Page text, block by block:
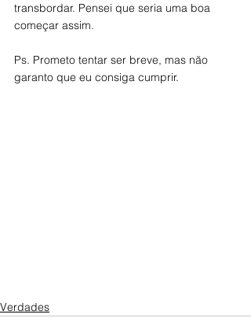
transbordar. Pensei que seria uma boa
começar assim.
Ps. Prometo tentar ser breve, mas não
garanto que eu consiga cumprir.
Verdades